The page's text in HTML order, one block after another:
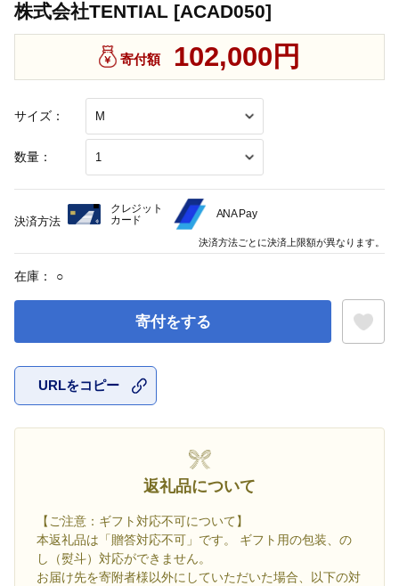
株式会社TENTIAL [ACAD050]
サイズ：
数量：
寄付額 102,000円
在庫： ○
寄付をする
URLをコピー
返礼品について
【ご注意：ギフト対応不可について】
本返礼品は「贈答対応不可」です。 ギフト用の包装、の
し（熨斗）対応ができません。
お届け先を寄附者様以外にしていただいた場合、以下の対
決済方法
クレジット
カード
ANA Pay
決済方法ごとに決済上限額が異なります。